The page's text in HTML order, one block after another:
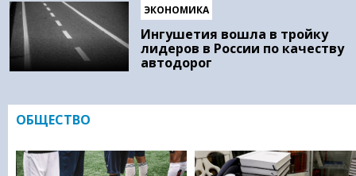
ЭКОНОМИКА
Ингушетия вошла в тройку
лидеров в России по качеству
автодорог
ОБЩЕСТВО